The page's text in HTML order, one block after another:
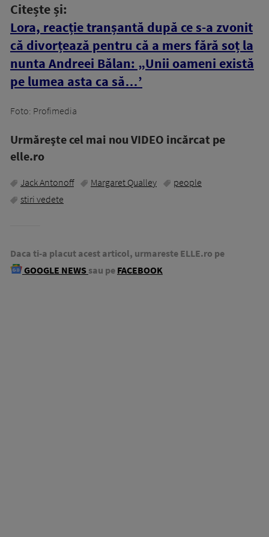
Citește și:
Lora, reacție tranșantă după ce s-a zvonit
că divorțează pentru că a mers fără soț la
nunta Andreei Bălan: „Unii oameni există
pe lumea asta ca să…’
Foto: Profimedia
Urmăreşte cel mai nou VIDEO incărcat pe
elle.ro
Jack Antonoff Margaret Qualley
people
stiri vedete
Daca ti-a placut acest articol, urmareste ELLE.ro pe
GOOGLE NEWS sau pe FACEBOOK